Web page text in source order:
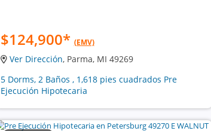
$124,900* (EMV)
Ver Dirección, Parma, MI 49269
5 Dorms, 2 Baños , 1,618 pies cuadrados Pre
Ejecución Hipotecaria